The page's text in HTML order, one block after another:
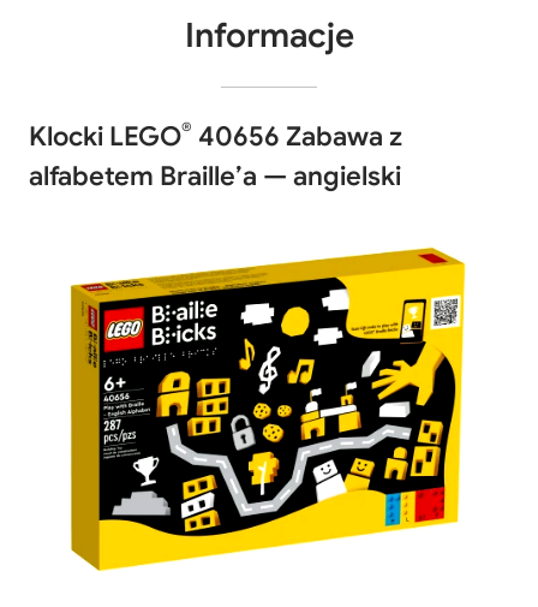
Informacje
Klocki LEGO® 40656 Zabawa z
alfabetem Braille’a — angielski